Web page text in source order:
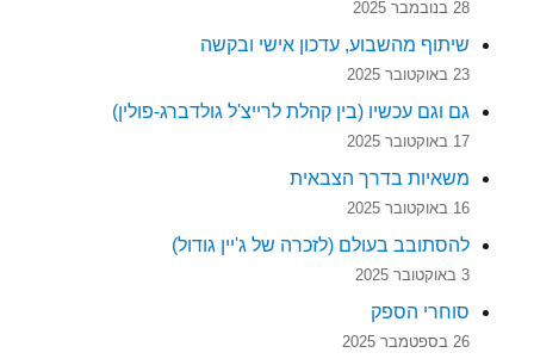
28 בנובמבר 2025
שיתוף מהשבוע, עדכון אישי ובקשה
23 באוקטובר 2025
גם וגם עכשיו (בין קהלת לרייצ'ל גולדברג-פולין)
17 באוקטובר 2025
משאיות בדרך הצבאית
16 באוקטובר 2025
להסתובב בעולם (לזכרה של ג'יין גודול)
3 באוקטובר 2025
סוחרי הספק
26 בספטמבר 2025